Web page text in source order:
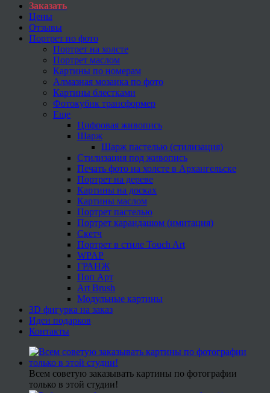
Заказать
Цены
Отзывы
Портрет по фото
Портрет на холсте
Портрет маслом
Картины по номерам
Алмазная мозаика по фото
Картины блестками
Фотокубик трансформер
Еще
Цифровая живопись
Шарж
Шарж пастелью (стилизация)
Стилизация под живопись
Печать фото на холсте в Архангельске
Портрет на дереве
Картины на досках
Картины маслом
Портрет пастелью
Портрет карандашом (имитация)
Скетч
Портрет в стиле Touch Art
WPAP
ГРАНЖ
Поп Арт
Art Brush
Модульные картины
3D фигурка на заказ
Идеи подарков
Контакты
Всем советую заказывать картины по фотографии
только в этой студии!